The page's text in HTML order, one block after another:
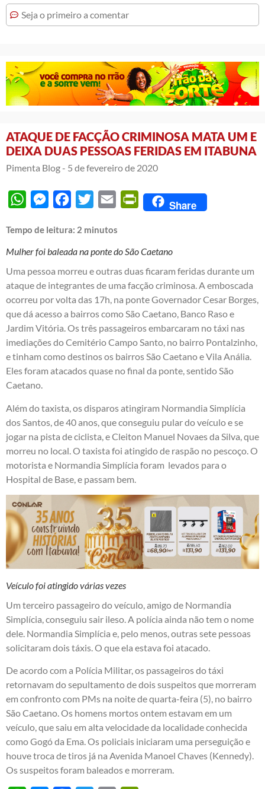
Seja o primeiro a comentar
ATAQUE DE FACÇÃO CRIMINOSA MATA UM E
DEIXA DUAS PESSOAS FERIDAS EM ITABUNA
Pimenta Blog - 5 de fevereiro de 2020
WhatsAppMessengerFacebook
Twitter Email PrintFriendly
Share
Tempo de leitura: 2 minutos
Mulher foi baleada na ponte do São Caetano
Uma pessoa morreu e outras duas ficaram feridas durante um
ataque de integrantes de uma facção criminosa. A emboscada
ocorreu por volta das 17h, na ponte Governador Cesar Borges,
que dá acesso a bairros como São Caetano, Banco Raso e
Jardim Vitória. Os três passageiros embarcaram no táxi nas
imediações do Cemitério Campo Santo, no bairro Pontalzinho,
e tinham como destinos os bairros São Caetano e Vila Anália.
Eles foram atacados quase no final da ponte, sentido São
Caetano.
Além do taxista, os disparos atingiram Normandia Simplícia
dos Santos, de 40 anos, que conseguiu pular do veículo e se
jogar na pista de ciclista, e Cleiton Manuel Novaes da Silva, que
morreu no local. O taxista foi atingido de raspão no pescoço. O
motorista e Normandia Simplícia foram levados para o
Hospital de Base, e passam bem.
Veículo foi atingido várias vezes
Um terceiro passageiro do veículo, amigo de Normandia
Simplícia, conseguiu sair ileso. A polícia ainda não tem o nome
dele. Normandia Simplícia e, pelo menos, outras sete pessoas
solicitaram dois táxis. O que ela estava foi atacado.
De acordo com a Polícia Militar, os passageiros do táxi
retornavam do sepultamento de dois suspeitos que morreram
em confronto com PMs na noite de quarta-feira (5), no bairro
São Caetano. Os homens mortos ontem estavam em um
veículo, que saiu em alta velocidade da localidade conhecida
como Gogó da Ema. Os policiais iniciaram uma perseguição e
houve troca de tiros já na Avenida Manoel Chaves (Kennedy).
Os suspeitos foram baleados e morreram.